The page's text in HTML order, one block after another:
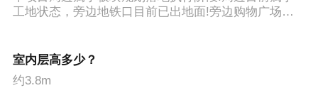
工地状态，旁边地铁口目前已出地面!旁边购物广场目
室内层高多少？
约3.8m